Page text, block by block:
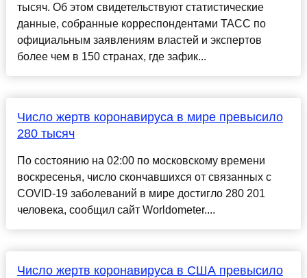
тысяч. Об этом свидетельствуют статистические
данные, собранные корреспондентами ТАСС по
официальным заявлениям властей и экспертов
более чем в 150 странах, где зафик...
Число жертв коронавируса в мире превысило
280 тысяч
По состоянию на 02:00 по московскому времени
воскресенья, число скончавшихся от связанных с
COVID-19 заболеваний в мире достигло 280 201
человека, сообщил сайт Worldometer....
Число жертв коронавируса в США превысило